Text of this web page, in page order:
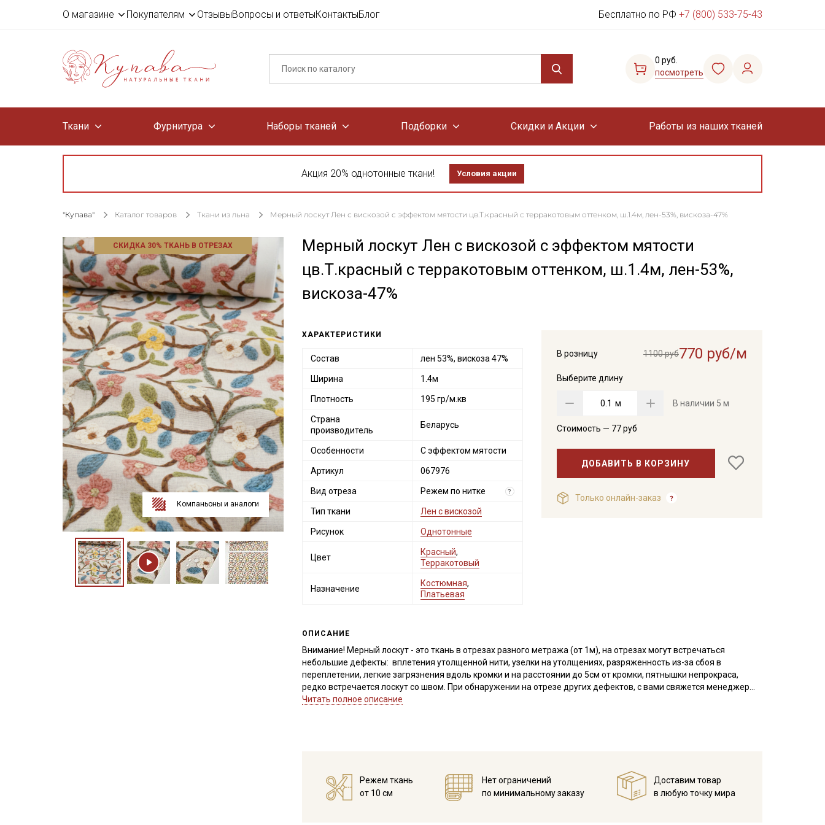
О магазине Покупателям ОтзывыВопросы и ответыКонтактыБлог Бесплатно по РФ +7 (800) 533-75-43
0 руб.
посмотреть
Ткани Фурнитура Наборы тканей Подборки Скидки и Акции Работы из наших тканей
Акция 20% однотонные ткани! Условия акции
"Купава" Каталог товаров Ткани из льна Мерный лоскут Лен с вискозой с эффектом мятости цв.Т.красный с терракотовым оттенком, ш.1.4м, лен-53%, вискоза-47%
СКИДКА 30% ТКАНЬ В ОТРЕЗАХ
Компаньоны и аналоги
Мерный лоскут Лен с вискозой с эффектом мятости
цв.Т.красный с терракотовым оттенком, ш.1.4м, лен-53%,
вискоза-47%
В розницу 1100 руб770 руб/м
Выберите длину
м В наличии 5 м
Стоимость — 77руб
ДОБАВИТЬ В КОРЗИНУ
Только онлайн-заказ
ХАРАКТЕРИСТИКИ
Состав лен 53%, вискоза 47%
Ширина 1.4м
Плотность 195 гр/м.кв
Страна
производитель
Беларусь
Особенности С эффектом мятости
Артикул 067976
Вид отреза Режем по нитке ?
Тип ткани Лен с вискозой
Рисунок Однотонные
Цвет
Красный,
Терракотовый
Назначение
Костюмная,
Платьевая
ОПИСАНИЕ
Внимание! Мерный лоскут - это ткань в отрезах разного метража (от 1м), на отрезах могут встречаться
небольшие дефекты: вплетения утолщенной нити, узелки на утолщениях, разряженность из-за сбоя в
переплетении, легкие загрязнения вдоль кромки и на расстоянии до 5см от кромки, пятнышки непрокраса,
редко встречается лоскут со швом. При обнаружении на отрезе других дефектов, с вами свяжется менеджер
для дополнительного согласования. В комментариях к заказу просим указывать необходимый единый метраж.
Ткань прекрасно подходит для пошива комфортной одежды свободного кроя (в стиле Бохо), для взрослых и
детей, одежды для сна и отдыха (пижам, халатов) и домашнего текстиля (постельного белья, легких занавесок).
Любое изделие из этой ткани будет смотреться нежно и изысканно.
Читать полное описание
Режем ткань
от 10 см
Нет ограничений
по минимальному заказу
Доставим товар
в любую точку мира